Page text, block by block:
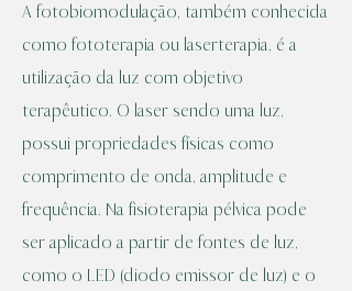
A fotobiomodulação, também conhecida
como fototerapia ou laserterapia, é a
utilização da luz com objetivo
terapêutico. O laser sendo uma luz,
possui propriedades físicas como
comprimento de onda, amplitude e
frequência. Na fisioterapia pélvica pode
ser aplicado a partir de fontes de luz,
como o LED (diodo emissor de luz) e o